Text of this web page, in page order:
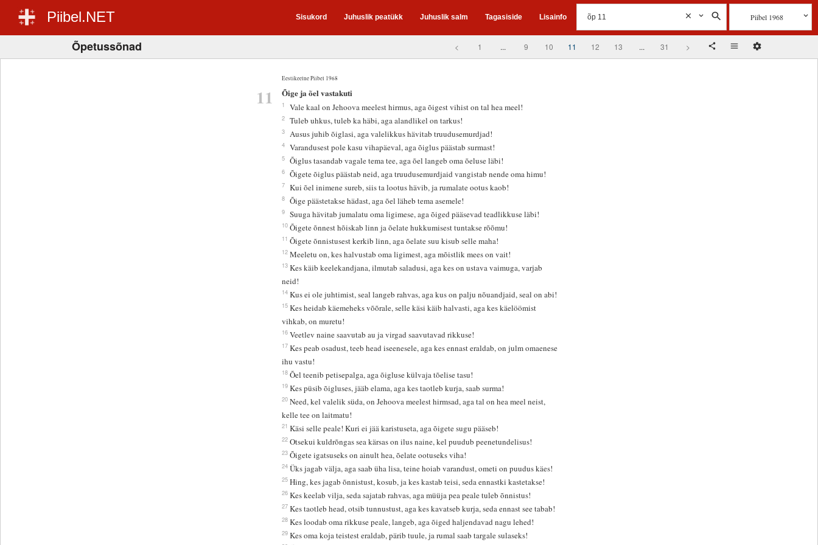
Piibel.NET Sisukord Juhuslik peatükk Juhuslik salm Tagasiside Lisainfo Piibel 1968
Õpetussõnad < 1 ... 9 10 11 12 13 ... 31 >
Eestikeelne Piibel 1968
11 Õige ja õel vastakuti
1 Vale kaal on Jehoova meelest hirmus, aga õigest vihist on tal hea meel!
2 Tuleb uhkus, tuleb ka häbi, aga alandlikel on tarkus!
3 Ausus juhib õiglasi, aga valelikkus hävitab truudusemurdjad!
4 Varandusest pole kasu vihapäeval, aga õiglus päästab surmast!
5 Õiglus tasandab vagale tema tee, aga õel langeb oma õeluse läbi!
6 Õigete õiglus päästab neid, aga truudusemurdjaid vangistab nende oma himu!
7 Kui õel inimene sureb, siis ta lootus hävib, ja rumalate ootus kaob!
8 Õige päästetakse hädast, aga õel läheb tema asemele!
9 Suuga hävitab jumalatu oma ligimese, aga õiged pääsevad teadlikkuse läbi!
10 Õigete õnnest hõiskab linn ja õelate hukkumisest tuntakse rõõmu!
11 Õigete õnnistusest kerkib linn, aga õelate suu kisub selle maha!
12 Meeletu on, kes halvustab oma ligimest, aga mõistlik mees on vait!
13 Kes käib keelekandjana, ilmutab saladusi, aga kes on ustava vaimuga, varjab
neid!
14 Kus ei ole juhtimist, seal langeb rahvas, aga kus on palju nõuandjaid, seal on abi!
15 Kes heidab käemeheks võõrale, selle käsi käib halvasti, aga kes käelöömist
vihkab, on muretu!
16 Veetlev naine saavutab au ja virgad saavutavad rikkuse!
17 Kes peab osadust, teeb head iseenesele, aga kes ennast eraldab, on julm omaenese
ihu vastu!
18 Õel teenib petisepalga, aga õigluse külvaja tõelise tasu!
19 Kes püsib õigluses, jääb elama, aga kes taotleb kurja, saab surma!
20 Need, kel valelik süda, on Jehoova meelest hirmsad, aga tal on hea meel neist,
kelle tee on laitmatu!
21 Käsi selle peale! Kuri ei jää karistuseta, aga õigete sugu pääseb!
22 Otsekui kuldrõngas sea kärsas on ilus naine, kel puudub peenetundelisus!
23 Õigete igatsuseks on ainult hea, õelate ootuseks viha!
24 Üks jagab välja, aga saab üha lisa, teine hoiab varandust, ometi on puudus käes!
25 Hing, kes jagab õnnistust, kosub, ja kes kastab teisi, seda ennastki kastetakse!
26 Kes keelab vilja, seda sajatab rahvas, aga müüja pea peale tuleb õnnistus!
27 Kes taotleb head, otsib tunnustust, aga kes kavatseb kurja, seda ennast see tabab!
28 Kes loodab oma rikkuse peale, langeb, aga õiged haljendavad nagu lehed!
29 Kes oma koja teistest eraldab, pärib tuule, ja rumal saab targale sulaseks!